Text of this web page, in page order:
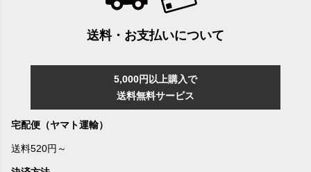
送料・お支払いについて
5,000円以上購入で
送料無料サービス
宅配便（ヤマト運輸）
送料520円～